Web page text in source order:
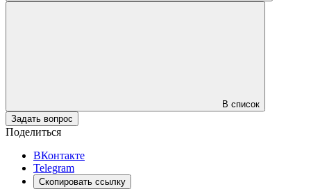
В список
Задать вопрос
Поделиться
ВКонтакте
Telegram
Скопировать ссылку